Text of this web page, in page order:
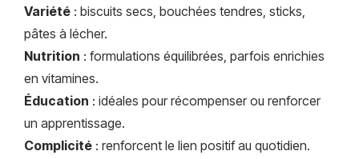
Variété : biscuits secs, bouchées tendres, sticks,
pâtes à lécher.
Nutrition : formulations équilibrées, parfois enrichies
en vitamines.
Éducation : idéales pour récompenser ou renforcer
un apprentissage.
Complicité : renforcent le lien positif au quotidien.